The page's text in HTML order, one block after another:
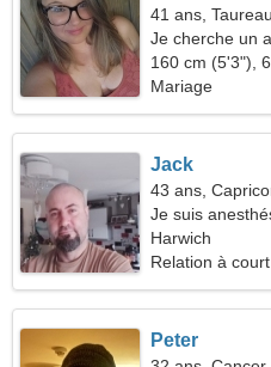
41 ans, Taureau
Je cherche un
160 cm (5'3"),
Mariage
Jack
43 ans,
Je suis
merveilleuse
Harwich
Relation à
Peter